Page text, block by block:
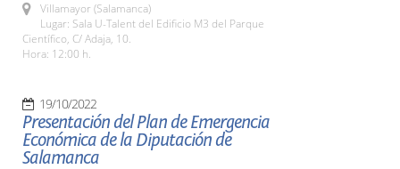
Villamayor (Salamanca)
Lugar: Sala U-Talent del Edificio M3 del Parque
Científico, C/ Adaja, 10.
Hora: 12:00 h.
19/10/2022
Presentación del Plan de Emergencia
Económica de la Diputación de
Salamanca